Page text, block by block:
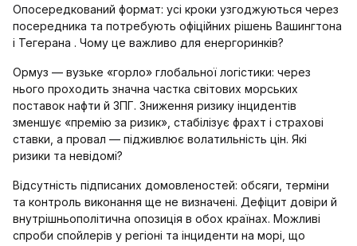
Опосередкований формат: усі кроки узгоджуються через
посередника та потребують офіційних рішень Вашингтона
і Тегерана . Чому це важливо для енергоринків?
Ормуз — вузьке «горло» глобальної логістики: через
нього проходить значна частка світових морських
поставок нафти й ЗПГ. Зниження ризику інцидентів
зменшує «премію за ризик», стабілізує фрахт і страхові
ставки, а провал — підживлює волатильність цін. Які
ризики та невідомі?
Відсутність підписаних домовленостей: обсяги, терміни
та контроль виконання ще не визначені. Дефіцит довіри й
внутрішньополітична опозиція в обох країнах. Можливі
спроби спойлерів у регіоні та інциденти на морі, що